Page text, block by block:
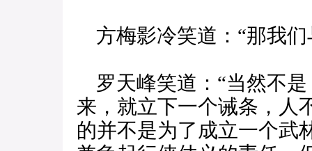
方梅影冷笑道：“那我们
罗天峰笑道：“当然不
来，就立下一个诫条，人
的并不是为了成立一个武